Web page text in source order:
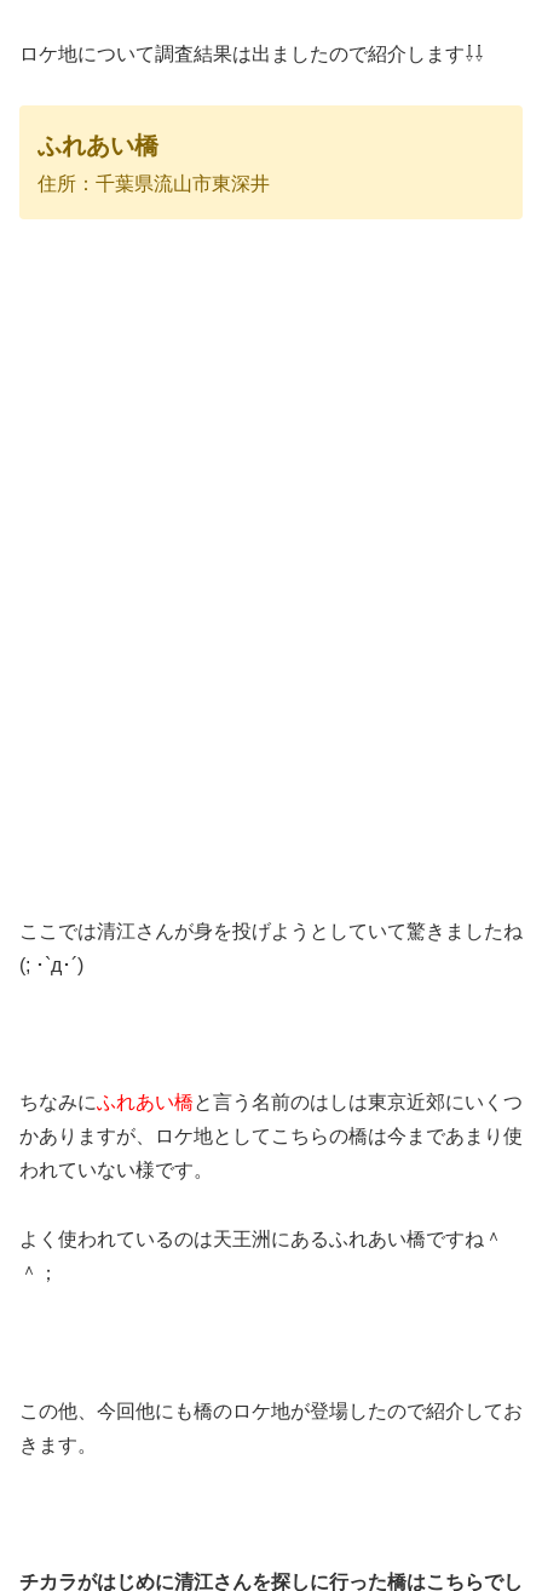
ロケ地について調査結果は出ましたので紹介します⇩⇩
ふれあい橋
住所：千葉県流山市東深井
ここでは清江さんが身を投げようとしていて驚きましたね
(; ･`д･´)
ちなみにふれあい橋と言う名前のはしは東京近郊にいくつ
かありますが、ロケ地としてこちらの橋は今まであまり使
われていない様です。
よく使われているのは天王洲にあるふれあい橋ですね＾
＾；
この他、今回他にも橋のロケ地が登場したので紹介してお
きます。
チカラがはじめに清江さんを探しに行った橋はこちらでし